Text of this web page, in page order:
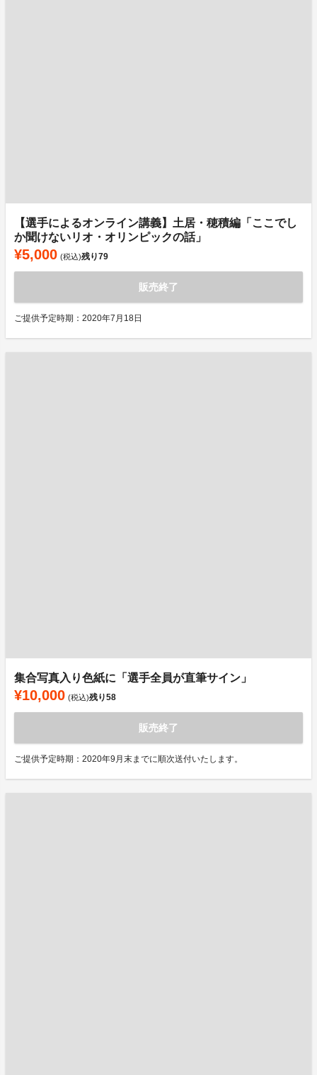
【選手によるオンライン講義】土居・穂積編「ここでし
か聞けないリオ・オリンピックの話」
¥5,000 (税込)残り79
販売終了
ご提供予定時期：2020年7月18日
集合写真入り色紙に「選手全員が直筆サイン」
¥10,000 (税込)残り58
販売終了
ご提供予定時期：2020年9月末までに順次送付いたします。